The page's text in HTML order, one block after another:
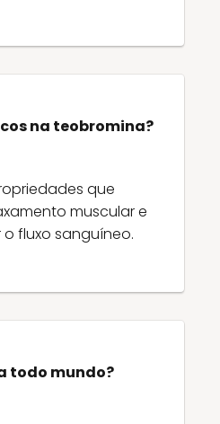
na teobromina?
que
muscular e
fluxo sanguíneo.
todo mundo?